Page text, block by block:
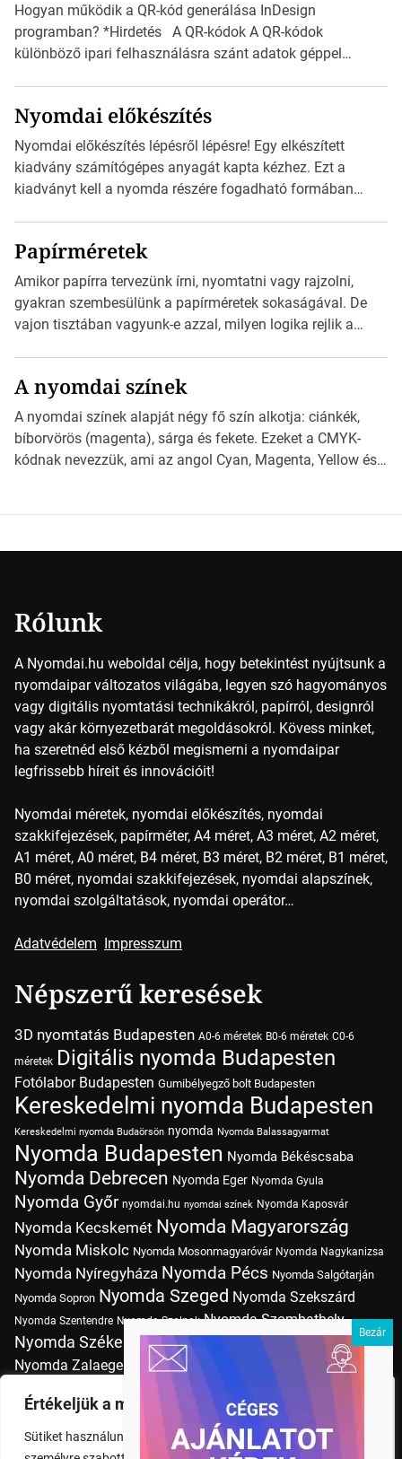
Értékeljük a magánéletét
Sütiket használunk a böngészési élmény fokozására,
Hogyan működik a QR-kód generálása InDesign
programban? *Hirdetés A QR-kódok A QR-kódok
különböző ipari felhasználásra szánt adatok géppel
okostelefonjára telepíthet egy QR-kód-leolvasó
alkalmazást, ami leolvasni és dekódolni képes az URL-
információt és átirányítja a telefon böngészőjét a cég
weblapjára. A QR-kód beolvasása után a felhasználó
Nyomdai előkészítés
Nyomdai előkészítés lépésről lépésre! Egy elkészített
kiadvány számítógépes anyagát kapta kézhez. Ezt a
kiadványt kell a nyomda részére fogadható formában
Illustratorban készült vektorgrafika. *Hirdetés Minden
esetben konzultáljunk a nyomdával, mielőtt elkezdjük a
nyomdai előkészítést!Nehogy az elkészült munka után
derüljön ki, hogy valamit másképp kellett volna csinálni! […]
Papírméretek
Amikor papírra tervezünk írni, nyomtatni vagy rajzolni,
gyakran szembesülünk a papírméretek sokaságával. De
vajon tisztában vagyunk-e azzal, milyen logika rejlik a
*Hirdetés Ebben a cikkben a papírméretek izgalmas
világába kalauzolunk el téged, hogy jobban megértsd,
milyen szempontok alapján érdemes választanod a
jövőben. Bevezetés a papírméretek világába A […]
A nyomdai színek
A nyomdai színek alapját négy fő szín alkotja: ciánkék,
bíborvörös (magenta), sárga és fekete. Ezeket a CMYK-
kódnak nevezzük, ami az angol Cyan, Magenta, Yellow és
Rólunk
A Nyomdai.hu weboldal célja, hogy betekintést nyújtsunk a
nyomdaipar változatos világába, legyen szó hagyományos
vagy digitális nyomtatási technikákról, papírról, designról
vagy akár környezetbarát megoldásokról. Kövess minket,
ha szeretnéd első kézből megismerni a nyomdaipar
legfrissebb híreit és innovációit!
Nyomdai méretek, nyomdai előkészítés, nyomdai
szakkifejezések, papírméter, A4 méret, A3 méret, A2 méret,
A1 méret, A0 méret, B4 méret, B3 méret, B2 méret, B1 méret,
B0 méret, nyomdai szakkifejezések, nyomdai alapszínek,
nyomdai szolgáltatások, nyomdai operátor…
Adatvédelem Impresszum
Népszerű keresések
3D nyomtatás Budapesten A0-6 méretek B0-6 méretek C0-6
méretek Digitális nyomda Budapesten
Fotólabor Budapesten Gumibélyegző bolt Budapesten
Kereskedelmi nyomda Budapesten
Kereskedelmi nyomda Budaörsön nyomda Nyomda Balassagyarmat
Nyomda Budapesten Nyomda Békéscsaba
Nyomda Debrecen Nyomda Eger Nyomda Gyula
Nyomda Győr nyomdai.hu nyomdai színek Nyomda Kaposvár
Nyomda Kecskemét Nyomda Magyarország
Nyomda Miskolc Nyomda Mosonmagyaróvár Nyomda Nagykanizsa
Nyomda Nyíregyháza Nyomda Pécs Nyomda Salgótarján
Nyomda Sopron Nyomda Szeged Nyomda Szekszárd
Nyomda Szentendre Nyomda Szolnok Nyomda Szombathely
Nyomda Székesfehérvár Nyomda Tatabánya Nyomda Vác
Nyomda Zalaegerszeg Nyomda Érd nyomtatás
Nyomtatás Budapesten
Pólónyomtatás Budapesten Szitanyomda Budapesten
Tudásbázis